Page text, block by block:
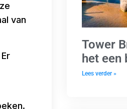
van
Tower
het een
Lees verder »